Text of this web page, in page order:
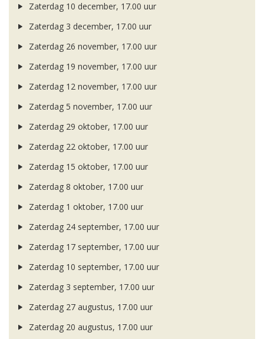
Zaterdag 10 december, 17.00 uur
Zaterdag 3 december, 17.00 uur
Zaterdag 26 november, 17.00 uur
Zaterdag 19 november, 17.00 uur
Zaterdag 12 november, 17.00 uur
Zaterdag 5 november, 17.00 uur
Zaterdag 29 oktober, 17.00 uur
Zaterdag 22 oktober, 17.00 uur
Zaterdag 15 oktober, 17.00 uur
Zaterdag 8 oktober, 17.00 uur
Zaterdag 1 oktober, 17.00 uur
Zaterdag 24 september, 17.00 uur
Zaterdag 17 september, 17.00 uur
Zaterdag 10 september, 17.00 uur
Zaterdag 3 september, 17.00 uur
Zaterdag 27 augustus, 17.00 uur
Zaterdag 20 augustus, 17.00 uur